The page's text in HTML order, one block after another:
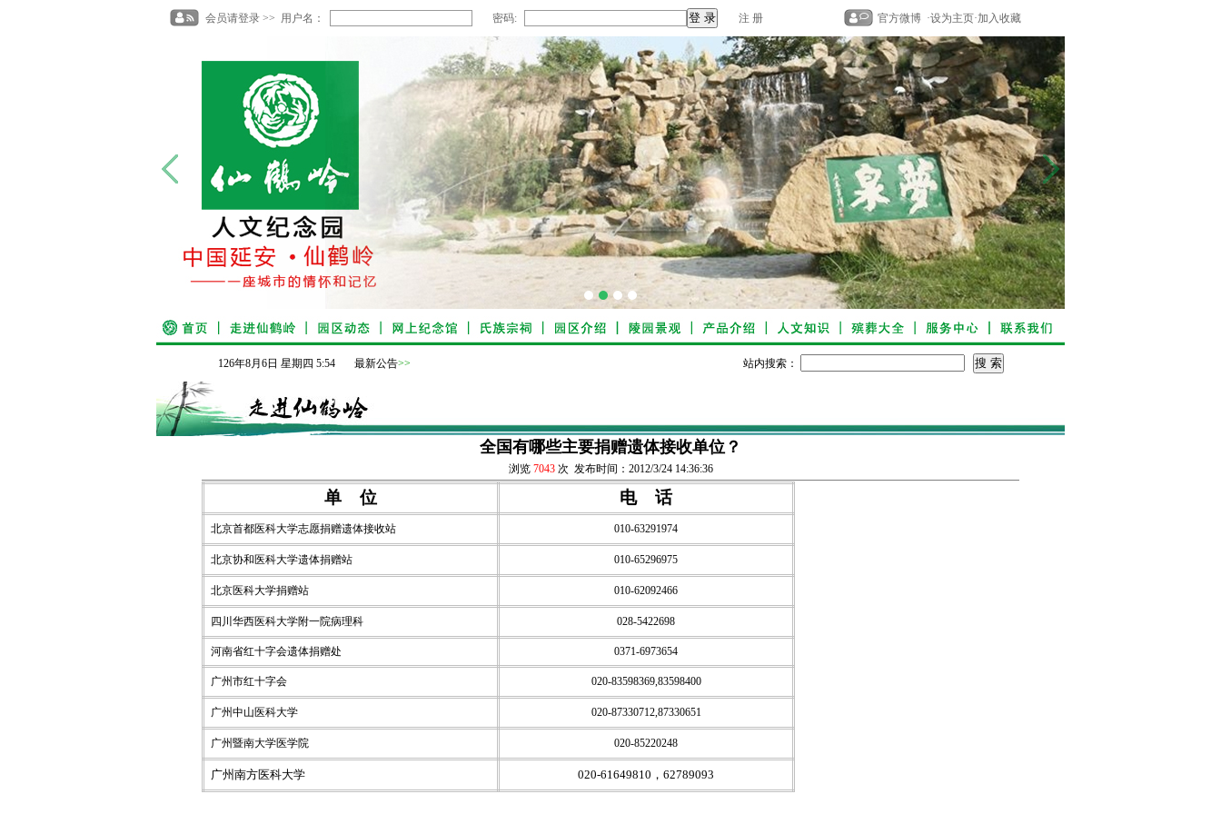
会员请登录 >> 用户名： 密码: 注 册 官方微博 ·设为主页·加入收藏
1 2 3 4
126年8月 6日 星期四 5:54最新公告>> 站内搜索：
全国有哪些主要捐赠遗体接收单位？
浏览 7043次 发布时间：2012/3/24 14:36:36
单 位 电话
北京首都医科大学志愿捐赠遗体接收站 010-63291974
北京协和医科大学遗体捐赠站 010-65296975
北京医科大学捐赠站 010-62092466
四川华西医科大学附一院病理科 028-5422698
河南省红十字会遗体捐赠处 0371-6973654
广州市红十字会 020-83598369,83598400
广州中山医科大学 020-87330712,87330651
广州暨南大学医学院 020-85220248
广州南方医科大学 020-61649810，62789093